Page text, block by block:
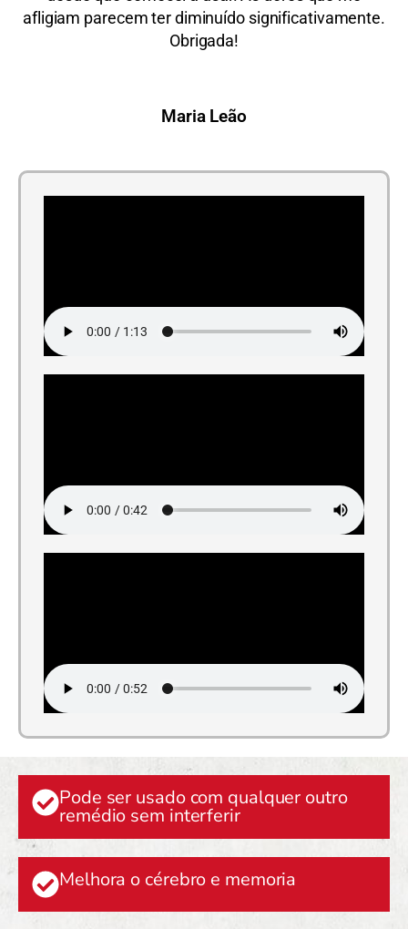
afligiam parecem ter diminuído significativamente.
Obrigada!
Maria Leão
Pode ser usado com qualquer outro
remédio sem interferir
Melhora o cérebro e memoria